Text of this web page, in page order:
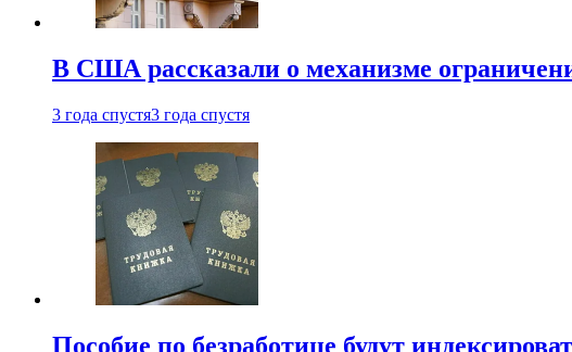
В США рассказали о механизме
3 года спустя3 года спустя
Пособие по безработице будут